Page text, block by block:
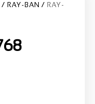
RAY-BAN
RAY-